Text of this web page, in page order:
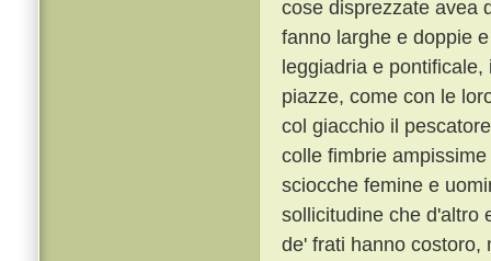
cose disprezzate avea
fanno larghe e doppie
leggiadria e
piazze, come con le
col giacchio il
colle fimbrie
sciocche femine e
sollicitudine che d'altro
de' frati hanno